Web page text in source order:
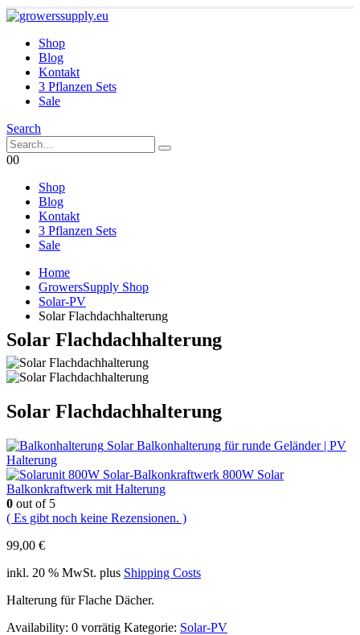
Shop
Blog
Kontakt
3 Pflanzen Sets
Sale
Search
00
Shop
Blog
Kontakt
3 Pflanzen Sets
Sale
Home
GrowersSupply Shop
Solar-PV
Solar Flachdachhalterung
Solar Flachdachhalterung
Solar Flachdachhalterung
Solar Balkonhalterung für runde Geländer | PV
Halterung
800W Solar
Balkonkraftwerk mit Halterung
0 out of 5
( Es gibt noch keine Rezensionen. )
99,00 €
inkl. 20 % MwSt. plus Shipping Costs
Halterung für Flache Dächer.
Availability: 0 vorrätig Kategorie: Solar-PV